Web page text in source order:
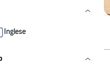
Inglese